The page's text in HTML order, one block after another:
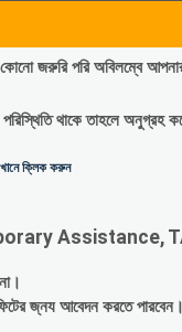
কোনো জরুরি পরি
পরিস্থিতি থাকে তাহলে
ক্লিক করুন
Assistance, TA)
জ্নয আবেদন করতে